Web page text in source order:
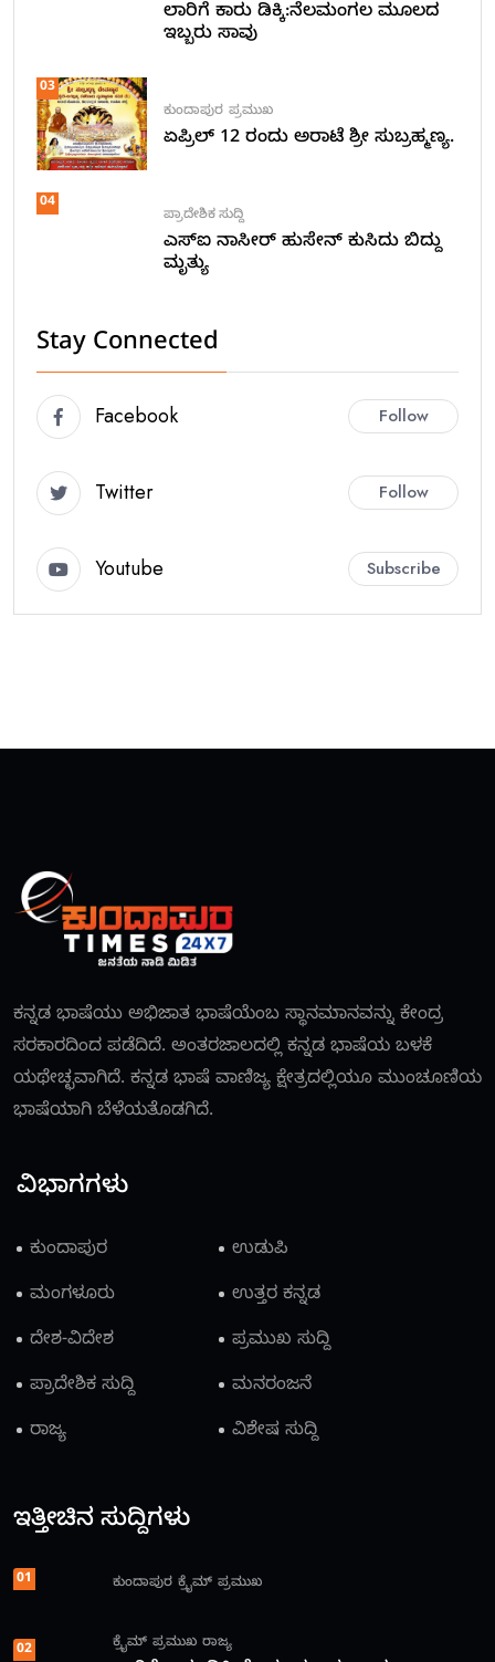
ಲಾರಿಗೆ ಕಾರು ಡಿಕ್ಕಿ:ನೆಲಮಂಗಲ ಮೂಲದ
ಇಬ್ಬರು ಸಾವು
03
ಕುಂದಾಪುರ ಪ್ರಮುಖ
ಏಪ್ರಿಲ್ 12 ರಂದು ಅರಾಟೆ ಶ್ರೀ ಸುಬ್ರಹ್ಮಣ್ಯ.
04
ಪ್ರಾದೇಶಿಕ ಸುದ್ದಿ
ಎಸ್ಐ ನಾಸೀರ್ ಹುಸೇನ್ ಕುಸಿದು ಬಿದ್ದು
ಮೃತ್ಯು
Stay Connected
Facebook Follow
Twitter Follow
Youtube Subscribe
ಕನ್ನಡ ಭಾಷೆಯು ಅಭಿಜಾತ ಭಾಷೆಯೆಂಬ ಸ್ಥಾನಮಾನವನ್ನು ಕೇಂದ್ರ
ಸರಕಾರದಿಂದ ಪಡೆದಿದೆ. ಅಂತರಜಾಲದಲ್ಲಿ ಕನ್ನಡ ಭಾಷೆಯ ಬಳಕೆ
ಯಥೇಚ್ಛವಾಗಿದೆ. ಕನ್ನಡ ಭಾಷೆ ವಾಣಿಜ್ಯ ಕ್ಷೇತ್ರದಲ್ಲಿಯೂ ಮುಂಚೂಣಿಯ
ಭಾಷೆಯಾಗಿ ಬೆಳೆಯತೊಡಗಿದೆ.
ವಿಭಾಗಗಳು
ಕುಂದಾಪುರ
ಉಡುಪಿ
ಮಂಗಳೂರು
ಉತ್ತರ ಕನ್ನಡ
ದೇಶ-ವಿದೇಶ
ಪ್ರಮುಖ ಸುದ್ದಿ
ಪ್ರಾದೇಶಿಕ ಸುದ್ದಿ
ಮನರಂಜನೆ
ರಾಜ್ಯ
ವಿಶೇಷ ಸುದ್ದಿ
ಇತ್ತೀಚಿನ ಸುದ್ದಿಗಳು
01 ಕುಂದಾಪುರ ಕ್ರೈಮ್ ಪ್ರಮುಖ
02 ಕ್ರೈಮ್ ಪ್ರಮುಖ ರಾಜ್ಯ